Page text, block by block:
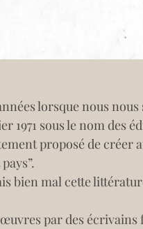
lorsque nous
1971 sous le nom des
proposé de créer
bien mal cette
œuvres par des